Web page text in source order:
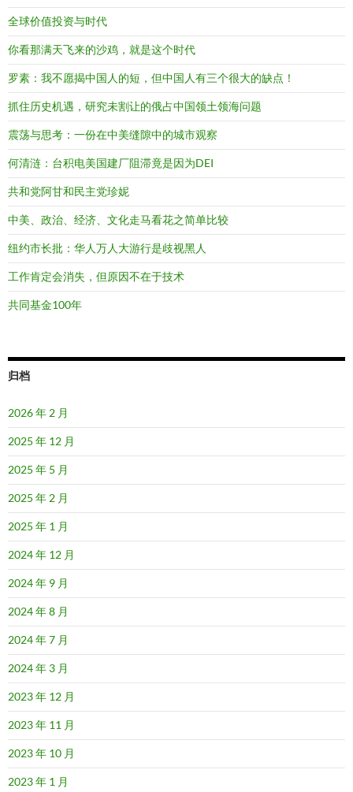
全球价值投资与时代
你看那满天飞来的沙鸡，就是这个时代
罗素：我不愿揭中国人的短，但中国人有三个很大的缺点！
抓住历史机遇，研究未割让的俄占中国领土领海问题
震荡与思考：一份在中美缝隙中的城市观察
何清涟：台积电美国建厂阻滞竟是因为DEI
共和党阿甘和民主党珍妮
中美、政治、经济、文化走马看花之简单比较
纽约市长批：华人万人大游行是歧视黑人
工作肯定会消失，但原因不在于技术
共同基金100年
归档
2026 年 2 月
2025 年 12 月
2025 年 5 月
2025 年 2 月
2025 年 1 月
2024 年 12 月
2024 年 9 月
2024 年 8 月
2024 年 7 月
2024 年 3 月
2023 年 12 月
2023 年 11 月
2023 年 10 月
2023 年 1 月